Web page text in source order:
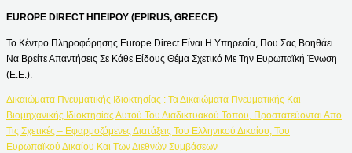
EUROPE DIRECT ΗΠΕΙΡΟΥ (EPIRUS, GREECE)
Το Κέντρο Πληροφόρησης Europe Direct Είναι Η Υπηρεσία, Που Σας Βοηθάει
Να Βρείτε Απαντήσεις Σε Κάθε Είδους Θέμα Σχετικό Με Την Ευρωπαϊκή Ένωση
(Ε.Ε.).
Δικαιώματα Πνευματικής Ιδιοκτησίας : Τα Δικαιώματα Πνευματικής Και
Βιομηχανικής Ιδιοκτησίας Αυτού Του Διαδικτυακού Τόπου, Προστατεύονται Από
Τις Σχετικές – Εφαρμοζόμενες Διατάξεις Του Ελληνικού Δικαίου, Του
Ευρωπαϊκού Δικαίου Και Των Διεθνών Συμβάσεων